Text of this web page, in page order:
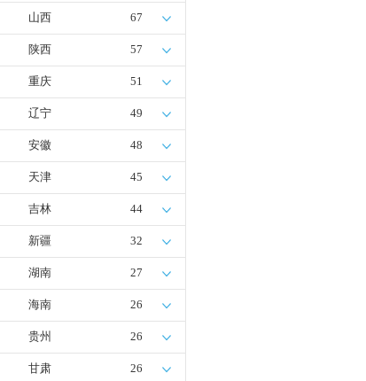
山西 67
陕西 57
重庆 51
辽宁 49
安徽 48
天津 45
吉林 44
新疆 32
湖南 27
海南 26
贵州 26
甘肃 26